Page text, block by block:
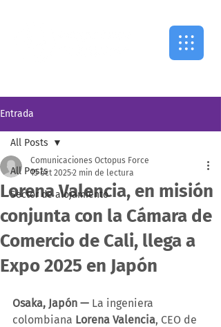
Entrada
All Posts
Sector de alojamiento
All Posts
Lorena Valencia, en misión
conjunta con la Cámara de
Comercio de Cali, llega a
Expo 2025 en Japón
Comunicaciones Octopus Force
15 oct 20252 min de lectura
Osaka, Japón — La ingeniera
colombiana Lorena Valencia, CEO de